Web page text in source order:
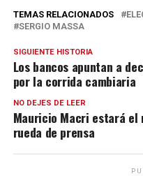
TEMAS RELACIONADOS
SERGIO MASSA
SIGUIENTE HISTORIA
Los bancos apuntan a
por la corrida cambiaria
NO DEJES DE LEER
Mauricio Macri estará el
rueda de prensa